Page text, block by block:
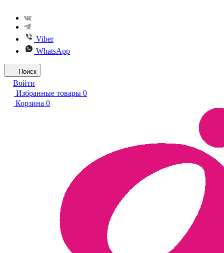
Viber
WhatsApp
Поиск
Войти
Избранные товары 0
Корзина 0